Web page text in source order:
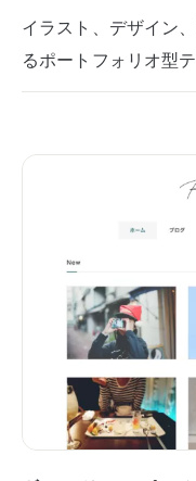
イラスト、デザイン
るポートフォリオ型